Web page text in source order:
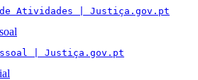
Atividades | Justiça.gov.pt
| Justiça.gov.pt